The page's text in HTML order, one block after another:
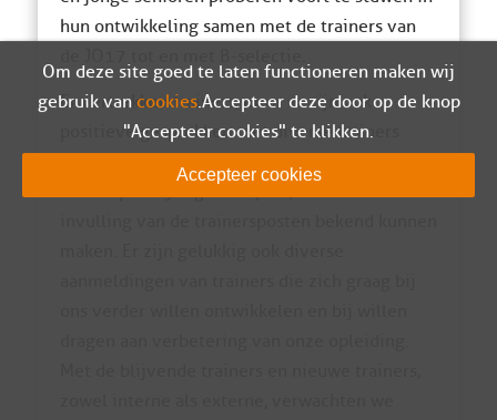
hun ontwikkeling samen met de trainers van
Er vertrekken trainers, maar er zijn ook
positieve gesprekken met diverse trainers
laatste plooitjes gladstrijken, zodat we de
Om deze site goed te laten functioneren maken wij
gebruik van cookies. Accepteer deze door op de knop
"Accepteer cookies" te klikken.
Accepteer cookies